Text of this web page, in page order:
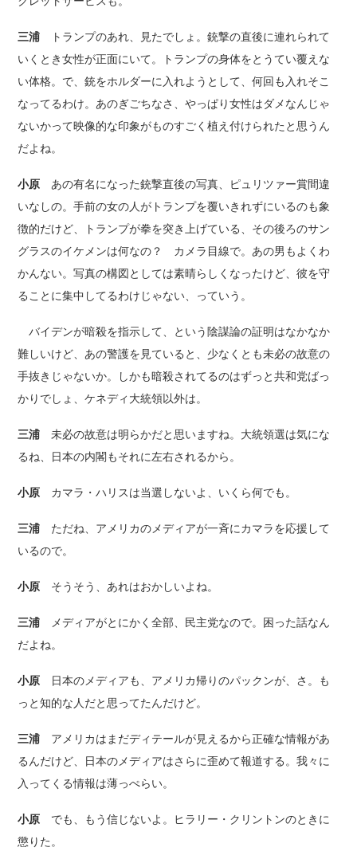
三浦
トランプのあれ、見たでしょ。銃撃の直後に連れられて
いくとき女性が正面にいて。トランプの身体をとうてい覆えな
い体格。で、銃をホルダーに入れようとして、何回も入れそこ
なってるわけ。あのぎごちなさ、やっぱり女性はダメなんじゃ
ないかって映像的な印象がものすごく植え付けられたと思うん
だよね。
小原あの有名になった銃撃直後の写真、ピュリツァー賞間違
いなしの。手前の女の人がトランプを覆いきれずにいるのも象
徴的だけど、トランプが拳を突き上げている、その後ろのサン
グラスのイケメンは何なの？ カメラ目線で。あの男もよくわ
かんない。写真の構図としては素晴らしくなったけど、彼を守
ることに集中してるわけじゃない、っていう。
バイデンが暗殺を指示して、という陰謀論の証明はなかなか
難しいけど、あの警護を見ていると、少なくとも未必の故意の
手抜きじゃないか。しかも暗殺されてるのはずっと共和党ばっ
かりでしょ、ケネディ大統領以外は。
三浦未必の故意は明らかだと思いますね。大統領選は気にな
るね、日本の内閣もそれに左右されるから。
小原 カマラ・ハリスは当選しないよ、いくら何でも。
三浦 ただね、アメリカのメディアが一斉にカマラを応援して
いるので。
小原 そうそう、あれはおかしいよね。
三浦 メディアがとにかく全部、民主党なので。困った話なん
だよね。
小原 日本のメディアも、アメリカ帰りのパックンが、さ。も
っと知的な人だと思ってたんだけど。
三浦 アメリカはまだディテールが見えるから正確な情報があ
るんだけど、日本のメディアはさらに歪めて報道する。我々に
入ってくる情報は薄っぺらい。
小原 でも、もう信じないよ。ヒラリー・クリントンのときに
懲りた。